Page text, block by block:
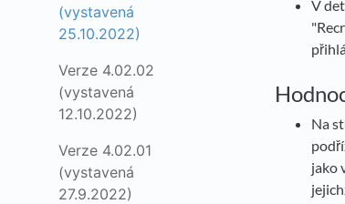
(vystavená
25.10.2022)
Verze 4.02.02
(vystavená
12.10.2022)
Verze 4.02.01
(vystavená
27.9.2022)
V
Na
jako